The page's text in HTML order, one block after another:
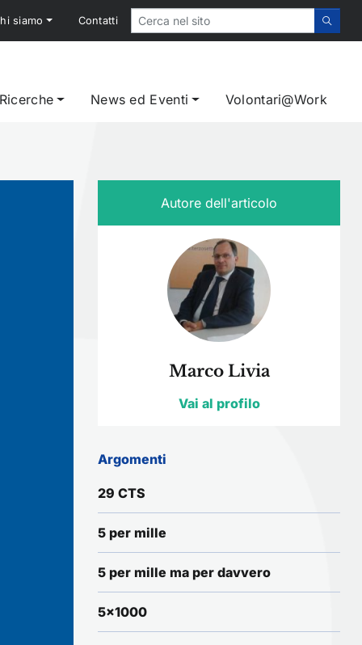
siamo Contatti
News ed Eventi Volontari@Work
Autore dell'articolo
Marco Livia
Vai al profilo
Argomenti
29 CTS
5 per mille
5 per mille ma per davvero
5x1000